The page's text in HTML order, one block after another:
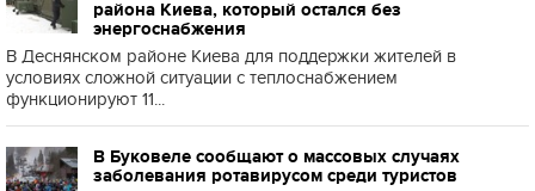
района Киева, который остался без
энергоснабжения
В Деснянском районе Киева для поддержки жителей в
условиях сложной ситуации с теплоснабжением
функционируют 11...
В Буковеле сообщают о массовых случаях
заболевания ротавирусом среди туристов